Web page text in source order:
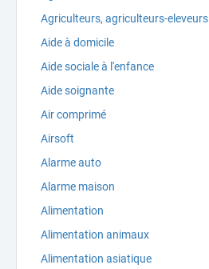
Agriculteurs, agriculteurs-eleveurs
Aide à domicile
Aide sociale à l'enfance
Aide soignante
Air comprimé
Airsoft
Alarme auto
Alarme maison
Alimentation
Alimentation animaux
Alimentation asiatique